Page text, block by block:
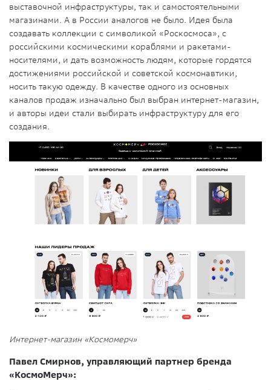
выставочной инфраструктуры, так и самостоятельными
магазинами. А в России аналогов не было. Идея была
создавать коллекции с символикой «Роскосмоса», с
российскими космическими кораблями и ракетами-
носителями, и дать возможность людям, которые гордятся
достижениями российской и советской космонавтики,
носить такую одежду. В качестве одного из основных
каналов продаж изначально был выбран интернет-магазин,
и авторы идеи стали выбирать инфраструктуру для его
создания.
Интернет-магазин «Космомерч»
Павел Смирнов, управляющий партнер бренда
«КосмоМерч»: